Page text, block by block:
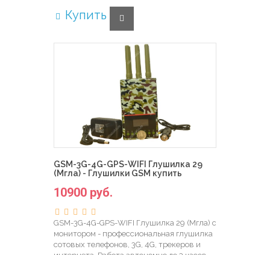
Купить
GSM-3G-4G-GPS-WIFI Глушилка 29
(Мгла) - Глушилки GSM купить
10900 руб.
GSM-3G-4G-GPS-WIFI Глушилка 29 (Мгла) с
монитором - профессиональная глушилка
сотовых телефонов, 3G, 4G, трекеров и